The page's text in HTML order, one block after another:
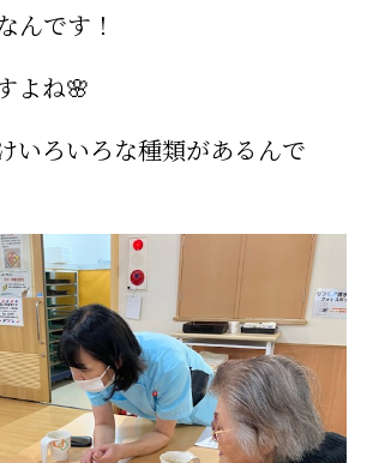
んです！
よね🌸
いろいろな種類があるんで